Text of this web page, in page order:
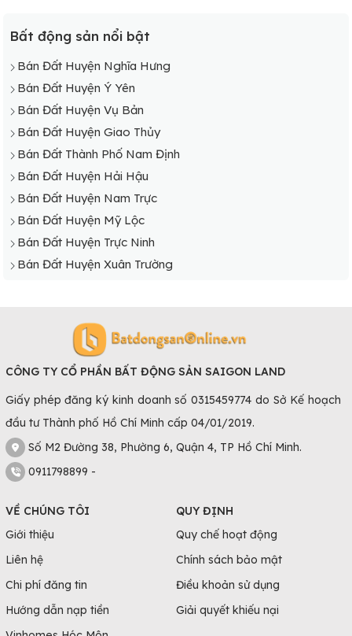
Bán Đất Xã Yên Xá
Bất động sản nổi bật
Bán Đất Huyện Nghĩa Hưng
Bán Đất Huyện Ý Yên
Bán Đất Huyện Vụ Bản
Bán Đất Huyện Giao Thủy
Bán Đất Thành Phố Nam Định
Bán Đất Huyện Hải Hậu
Bán Đất Huyện Nam Trực
Bán Đất Huyện Mỹ Lộc
Bán Đất Huyện Trực Ninh
Bán Đất Huyện Xuân Trường
CÔNG TY CỔ PHẦN BẤT ĐỘNG SẢN SAIGON LAND
Giấy phép đăng ký kinh doanh số 0315459774 do Sở Kế hoạch
đầu tư Thành phố Hồ Chí Minh cấp 04/01/2019.
Số M2 Đường 38, Phường 6, Quận 4, TP Hồ Chí Minh.
0911798899 -
VỀ CHÚNG TÔI
Giới thiệu
Liên hệ
Chi phí đăng tin
Hướng dẫn nạp tiền
QUY ĐỊNH
Quy chế hoạt động
Chính sách bảo mật
Điều khoản sử dụng
Giải quyết khiếu nại